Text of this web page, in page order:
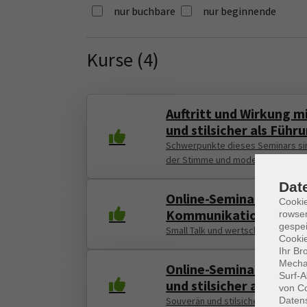
nur buchbare nur beginnende
Kurse (4)
Auftritt und Wirkung
und stilsicher als
Schwerpunkte dieses Seminars
der Stimme und moderne
Online-Seminar: Der
Kommunikation mit
Small Talk und wertschätzende
Online-Seminar:
und stilsicher als
Souverän und stilsicher als
Ihr
Surf-
von